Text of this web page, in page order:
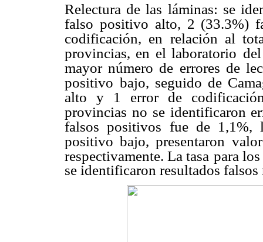
Relectura de las láminas: se
falso positivo alto, 2 (33.3%)
codificación, en relación al
provincias, en el laboratorio
mayor número de errores de
positivo bajo, seguido de
alto y 1 error de
provincias no se identificaron
falsos positivos fue de 1,1%,
positivo bajo, presentaron
respectivamente. La tasa para
se identificaron resultados falsos